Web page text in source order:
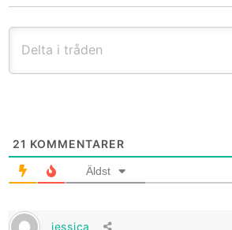
21 KOMMENTARER
Äldst
jessica